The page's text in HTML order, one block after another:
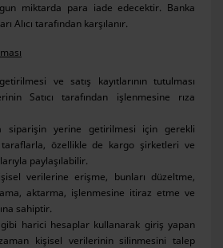
miktarda para iade edecektir. Banka
Alıcı tarafından karşılanır.
ve satış kayıtlarının tutulması
Satıcı tarafından işlenmesine rıza
siparişin yerine getirilmesi için gerekli
özellikle de kargo şirketleri ve
paylaşılabilir.
verilerine erişme, bunları düzeltme,
aktarma, işlenmesine itiraz etme ve
sahiptir.
harici hesaplar kullanarak giriş yapan
kişisel verilerinin silinmesini talep